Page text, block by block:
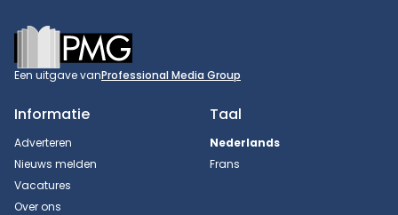
Footer
Een uitgave vanProfessional Media Group
Informatie
Adverteren
Nieuws melden
Vacatures
Over ons
Taal
Nederlands
Frans